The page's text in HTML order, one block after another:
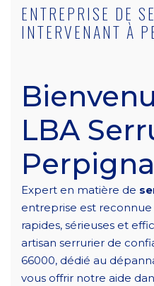
ENTREPRISE DE
INTERVENANT À
LBA
Expert en matière de
entreprise est
rapides, sérieuses et
artisan serrurier de
66000, dédié au
vous offrir notre aide